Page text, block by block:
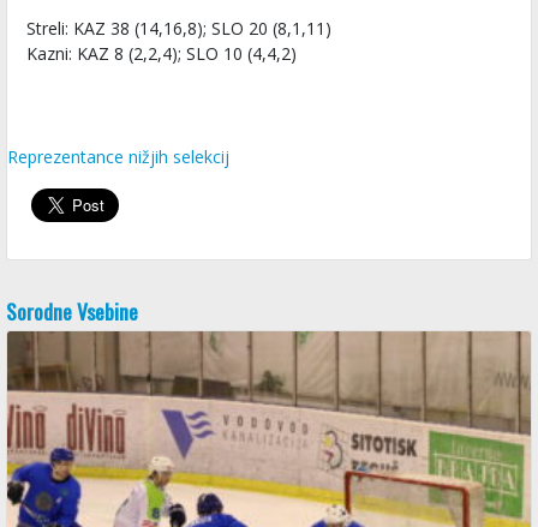
Streli: KAZ 38 (14,16,8); SLO 20 (8,1,11)
Kazni: KAZ 8 (2,2,4); SLO 10 (4,4,2)
Reprezentance nižjih selekcij
Sorodne Vsebine